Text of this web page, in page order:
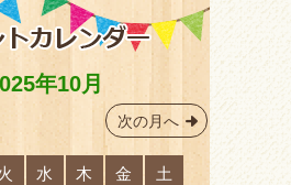
次の月へ
年10月
水 木 金 土